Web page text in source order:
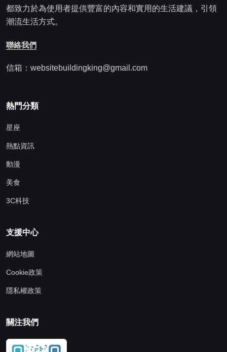
都致力於為使用者提供豐富的內容和實用的生活建議，引領
潮流生活方式。
聯絡我們
信箱：websitebuildingking@gmail.com
熱門分類
星座
熱點資訊
動漫
美食
3C科技
支援中心
網站地圖
Cookie政策
隱私權政策
關注我們